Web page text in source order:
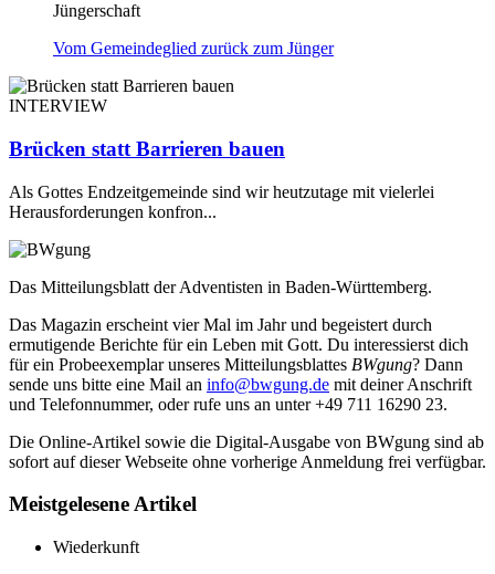
Jüngerschaft
Vom Gemeindeglied zurück zum Jünger
INTERVIEW
Brücken statt Barrieren bauen
Als Gottes Endzeitgemeinde sind wir heutzutage mit vielerlei
Herausforderungen konfron...
Das Mitteilungsblatt der Adventisten in Baden-Württemberg.
Das Magazin erscheint vier Mal im Jahr und begeistert durch
ermutigende Berichte für ein Leben mit Gott. Du interessierst dich
für ein Probeexemplar unseres Mitteilungsblattes BWgung? Dann
sende uns bitte eine Mail an info@bwgung.de mit deiner Anschrift
und Telefonnummer, oder rufe uns an unter +49 711 16290 23.
Die Online-Artikel sowie die Digital-Ausgabe von BWgung sind ab
sofort auf dieser Webseite ohne vorherige Anmeldung frei verfügbar.
Meistgelesene Artikel
Wiederkunft